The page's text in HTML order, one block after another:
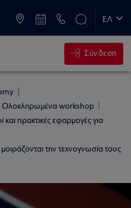
ΕΛ
Σύνδεση
Ολοκληρωμένα workshop
και πρακτικές εφαρμογές για
την τεχνογνωσία τους